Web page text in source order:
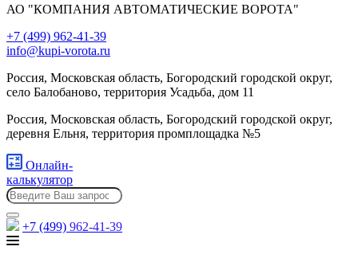
АО "КОМПАНИЯ АВТОМАТИЧЕСКИЕ ВОРОТА"
+7 (499) 962-41-39
info@kupi-vorota.ru
Россия, Московская область, Богородский городской округ,
село Балобаново, территория Усадьба, дом 11
Россия, Московская область, Богородский городской округ,
деревня Ельня, территория промплощадка №5
Онлайн-
калькулятор
+7 (499) 962-41-39